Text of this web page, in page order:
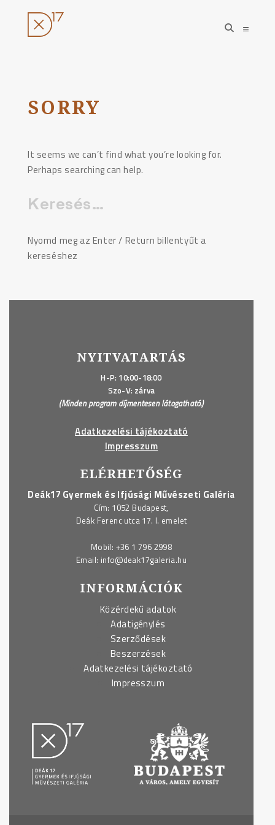
tartalomhoz
open
search
open
SORRY
It seems we can’t find what you’re looking for.
Perhaps searching can help.
Keresés:
Nyomd meg az Enter / Return billentyűt a
kereséshez
NYITVATARTÁS
H-P: 10:00-18:00
Szo-V: zárva
(Minden program díjmentesen látogatható.)
Adatkezelési tájékoztató
Impresszum
ELÉRHETŐSÉG
Deák17 Gyermek és Ifjúsági Művészeti Galéria
Cím: 1052 Budapest,
Deák Ferenc utca 17. I. emelet
Mobil: +36 1 796 2998
Email: info@deak17galeria.hu
INFORMÁCIÓK
Közérdekű adatok
Adatigénylés
Szerződések
Beszerzések
Adatkezelési tájékoztató
Impresszum